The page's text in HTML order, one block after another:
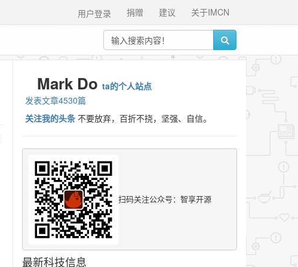
关于IMCN
建议
捐赠
用户登录
Mark Do ta的个人站点
发表文章4530篇
关注我的头条 不要放弃，百折不挠，坚强、自信。
扫码关注公众号：智享开源
最新科技信息